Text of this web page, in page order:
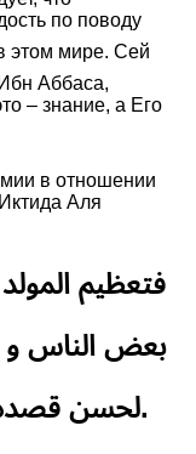
по поводу
Аббаса,
– знание, а Его
в отношении
Аля
فتعظيم
بعض الناس و
لحسن قصده و تعظيمه لرسول الله ﷺ.